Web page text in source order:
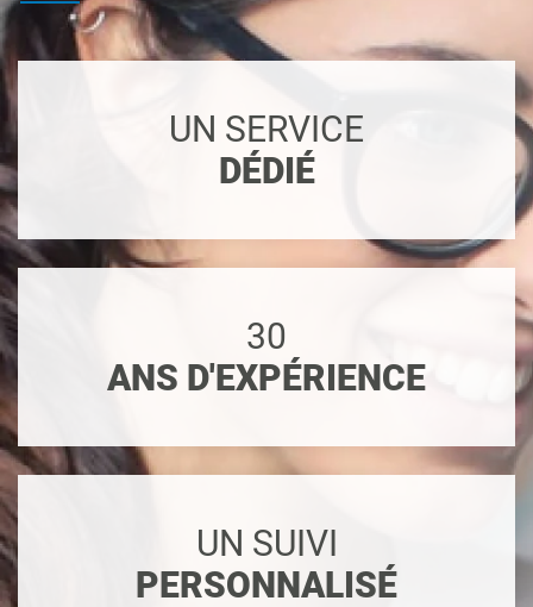
UN SERVICE
DÉDIÉ
30
ANS D'EXPÉRIENCE
UN SUIVI
PERSONNALISÉ